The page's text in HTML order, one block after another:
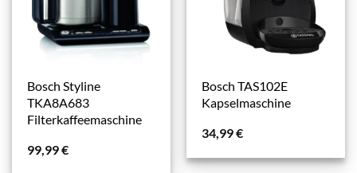
Bosch Styline
TKA8A683
Filterkaffeemaschine
99,99€
Bosch TAS102E
Kapselmaschine
34,99€